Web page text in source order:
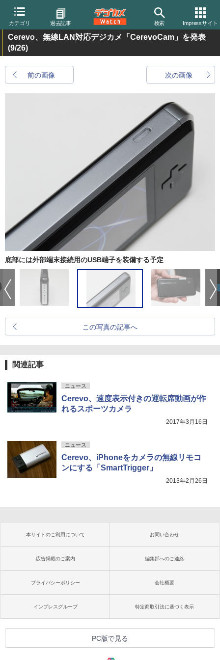
カテゴリ 過去記事 検索 Impressサイト
Cerevo、無線LAN対応デジカメ「CerevoCam」を発表
(9/26)
前の画像 次の画像
底部には外部端末接続用のUSB端子を装備する予定
この写真の記事へ
関連記事
ニュース
Cerevo、速度表示付きの運転席動画が作
れるスポーツカメラ
2017年3月16日
ニュース
Cerevo、iPhoneをカメラの無線リモコ
ンにする「SmartTrigger」
2013年2月26日
本サイトのご利用について お問い合わせ
広告掲載のご案内 編集部へのご連絡
プライバシーポリシー 会社概要
インプレスグループ 特定商取引法に基づく表示
PC版で見る